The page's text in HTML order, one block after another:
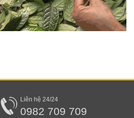
Liên hệ 24/24
0982 709 709